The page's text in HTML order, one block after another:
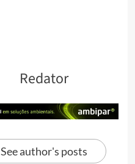
Redator
See author's posts